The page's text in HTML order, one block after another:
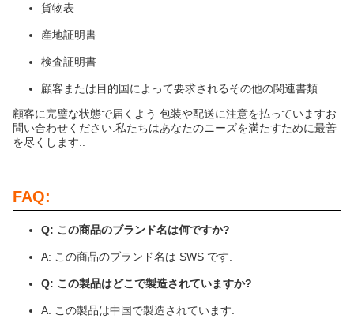
貨物表
産地証明書
検査証明書
顧客または目的国によって要求されるその他の関連書類
顧客に完璧な状態で届くよう 包装や配送に注意を払っていますお
問い合わせください.私たちはあなたのニーズを満たすために最善
を尽くします..
FAQ:
Q: この商品のブランド名は何ですか?
A: この商品のブランド名は SWS です.
Q: この製品はどこで製造されていますか?
A: この製品は中国で製造されています.